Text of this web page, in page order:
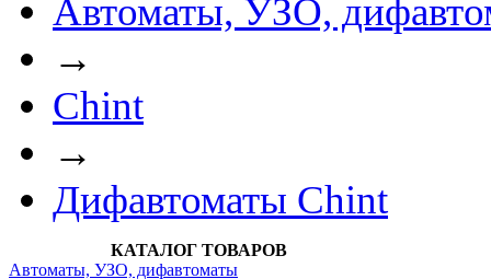
Автоматы, УЗО,
→
Chint
→
Дифавтоматы Chint
КАТАЛОГ ТОВАРОВ
Автоматы, УЗО, дифавтоматы